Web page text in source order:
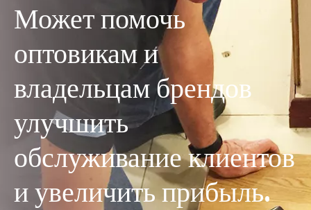
Может помочь
оптовикам и
владельцам брендов
улучшить
обслуживание клиентов
и увеличить прибыль.